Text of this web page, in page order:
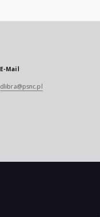
E-Mail
dlibra@psnc.pl